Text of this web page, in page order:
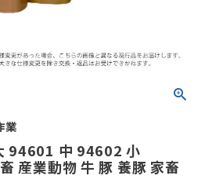
業
94601 中 94602 小
産業動物 牛 豚 養豚 家畜